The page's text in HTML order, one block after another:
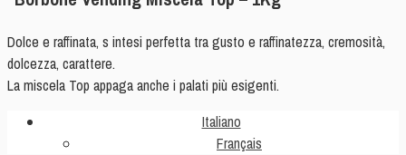
Dolce e raffinata, s intesi perfetta tra gusto e raffinatezza, cremosità,
dolcezza, carattere.
La miscela Top appaga anche i palati più esigenti.
Italiano
Français